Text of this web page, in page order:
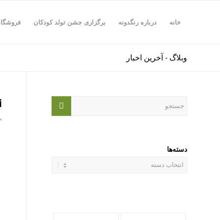
خانه درباره رنگدونه برگزاری جشن تولد کودکان
وبلاگ - آخرین اخبار
دسته‌ها